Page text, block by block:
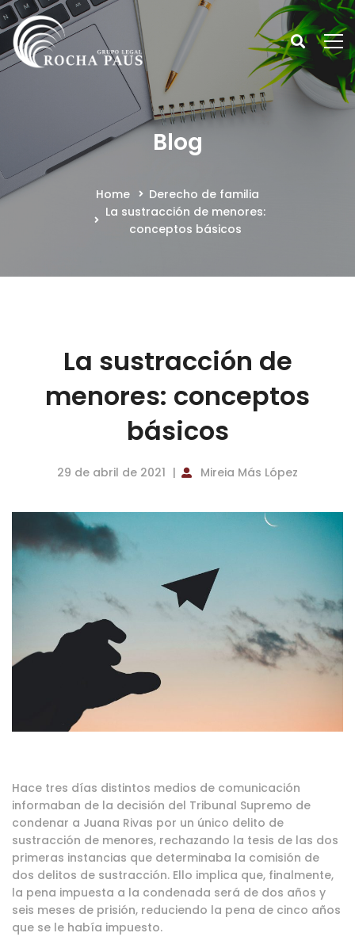
Blog
Home
Derecho de familia
La sustracción de menores:
conceptos básicos
La sustracción de
menores: conceptos
básicos
29 de abril de 2021 Mireia Más López
Hace tres días distintos medios de comunicación
informaban de la decisión del Tribunal Supremo de
condenar a Juana Rivas por un único delito de
sustracción de menores, rechazando la tesis de las dos
primeras instancias que determinaba la comisión de
dos delitos de sustracción. Ello implica que, finalmente,
la pena impuesta a la condenada será de dos años y
seis meses de prisión, reduciendo la pena de cinco años
que se le había impuesto.